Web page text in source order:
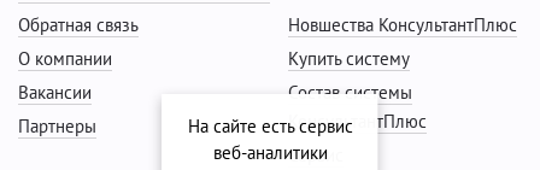
Новшества КонсультантПлюс
Купить систему
Состав системы
КонсультантПлюс
Сервис
Обратная связь
О компании
Вакансии
Партнеры
На сайте есть сервис
веб-аналитики